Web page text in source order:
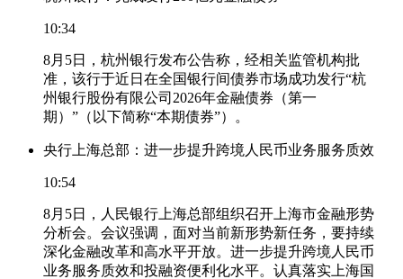
10:34
8月5日，杭州银行发布公告称，经相关监管机构批
准，该行于近日在全国银行间债券市场成功发行“杭
州银行股份有限公司2026年金融债券（第一
期）”（以下简称“本期债券”）。
央行上海总部：进一步提升跨境人民币业务服务质效
10:54
8月5日，人民银行上海总部组织召开上海市金融形势
分析会。会议强调，面对当前新形势新任务，要持续
深化金融改革和高水平开放。进一步提升跨境人民币
业务服务质效和投融资便利化水平。认真落实上海国